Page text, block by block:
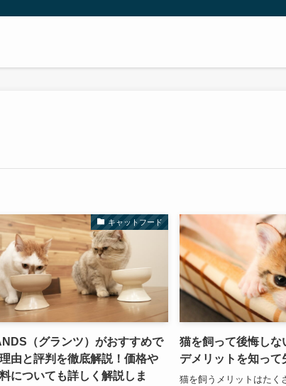
キャットフード
（グランツ）がおすすめで
由と評判を徹底解説！価格や
についても詳しく解説しま
猫を飼って後悔しな
デメリットを知って
猫を飼うメリットはたく